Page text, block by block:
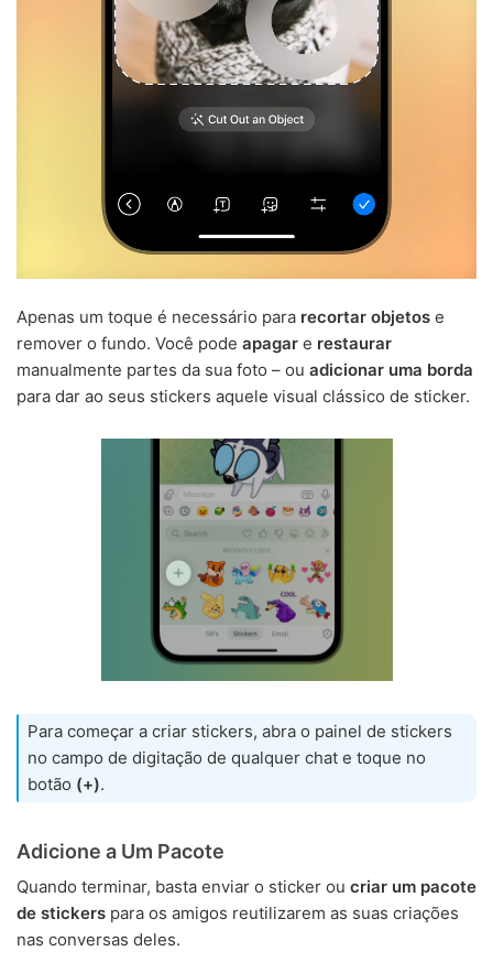
Apenas um toque é necessário para recortar objetos e
remover o fundo. Você pode apagar e restaurar
manualmente partes da sua foto – ou adicionar uma borda
para dar ao seus stickers aquele visual clássico de sticker.
Para começar a criar stickers, abra o painel de stickers
no campo de digitação de qualquer chat e toque no
botão (+).
Adicione a Um Pacote
Quando terminar, basta enviar o sticker ou criar um pacote
de stickers para os amigos reutilizarem as suas criações
nas conversas deles.